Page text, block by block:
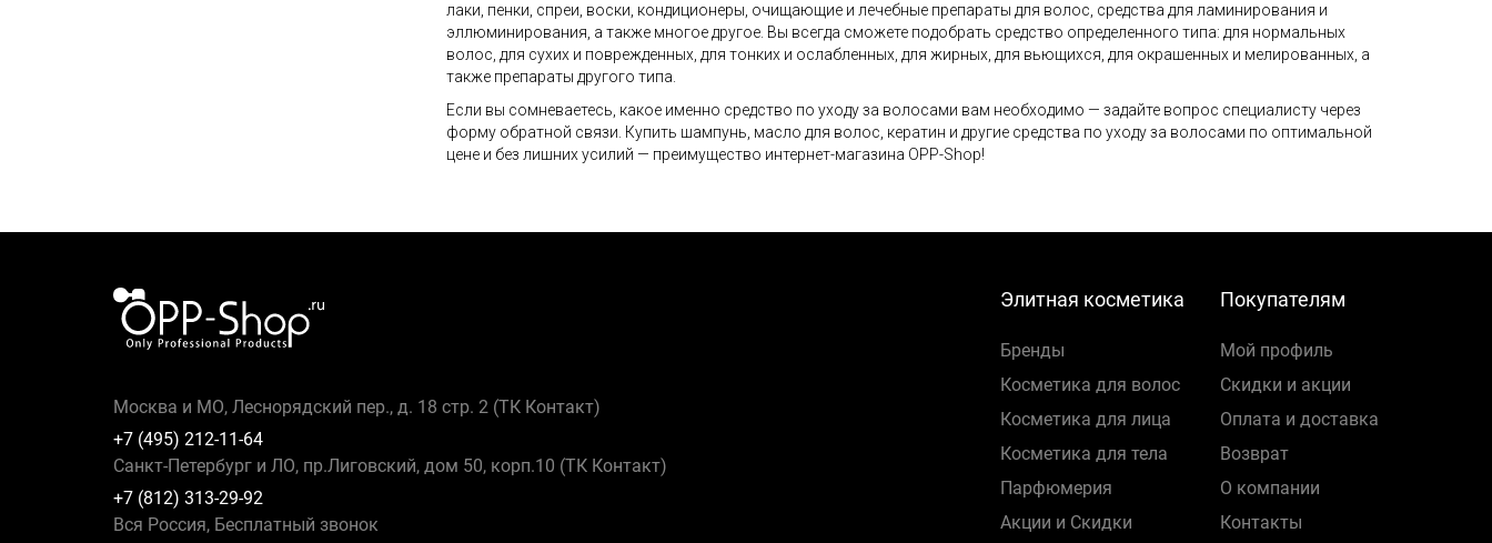
лаки, пенки, спреи, воски, кондиционеры, очищающие и лечебные препараты для волос, средства для ламинирования и
эллюминирования, а также многое другое. Вы всегда сможете подобрать средство определенного типа: для нормальных
волос, для сухих и поврежденных, для тонких и ослабленных, для жирных, для вьющихся, для окрашенных и мелированных, а
также препараты другого типа.
Если вы сомневаетесь, какое именно средство по уходу за волосами вам необходимо — задайте вопрос специалисту через
форму обратной связи. Купить шампунь, масло для волос, кератин и другие средства по уходу за волосами по оптимальной
цене и без лишних усилий — преимущество интернет-магазина OPP-Shop!
Москва и МО, Леснорядский пер., д. 18 стр. 2 (ТК Контакт)
+7 (495) 212-11-64
Санкт-Петербург и ЛО, пр.Лиговский, дом 50, корп.10 (ТК Контакт)
+7 (812) 313-29-92
Вся Россия, Бесплатный звонок
Элитная косметика
Бренды
Косметика для волос
Косметика для лица
Косметика для тела
Парфюмерия
Акции и Скидки
Покупателям
Мой профиль
Скидки и акции
Оплата и доставка
Возврат
О компании
Контакты